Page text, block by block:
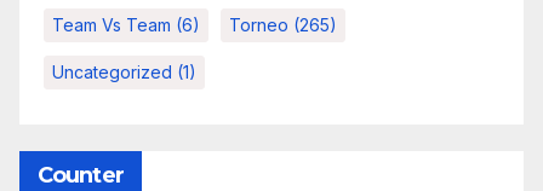
Team Vs Team (6) Torneo (265)
Uncategorized (1)
Counter